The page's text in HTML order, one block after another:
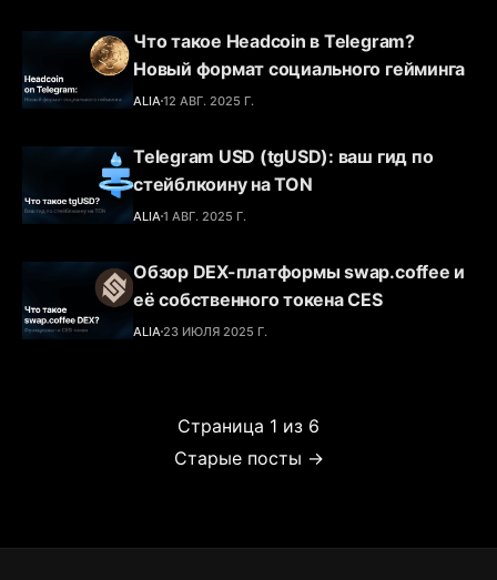
Что такое Headcoin в Telegram?
Новый формат социального гейминга
ALIA 12 АВГ. 2025 Г.
Telegram USD (tgUSD): ваш гид по
стейблкоину на TON
ALIA 1 АВГ. 2025 Г.
Обзор DEX-платформы swap.coffee и
её собственного токена CES
ALIA 23 ИЮЛЯ 2025 Г.
Страница 1 из 6
Старые посты →